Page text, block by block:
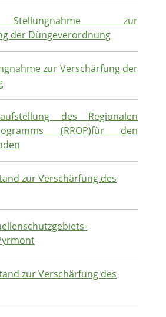
Stellungnahme zur
der Düngeverordnung
zur Verschärfung der
des Regionalen
(RROP)für den
zur Verschärfung des
zur Verschärfung des